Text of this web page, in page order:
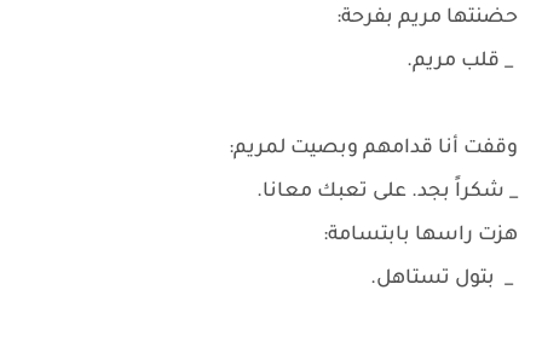
حضنتها مريم بفرحة:
_ قلب مريم.
وقفت أنا قدامهم وبصيت لمريم:
_ شكراً بجد. على تعبك معانا.
هزت راسها بابتسامة:
_ بتول تستاهل.